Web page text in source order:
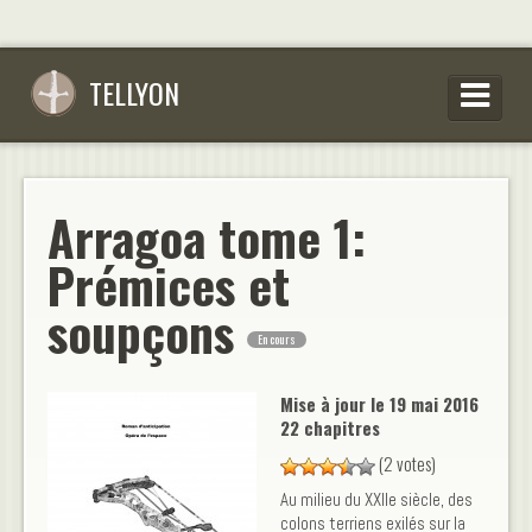
TELLYON
SE CONNECTER
S’INSCRIRE
CONSEILS D’ÉCRITURES
FAQ
Arragoa tome 1:
Prémices et
soupçons En cours
Mise à jour le 19 mai 2016
22 chapitres
(2 votes)
Au milieu du XXIIe siècle, des
colons terriens exilés sur la